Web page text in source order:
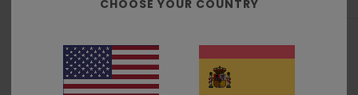
CHOOSE YOUR COUNTRY